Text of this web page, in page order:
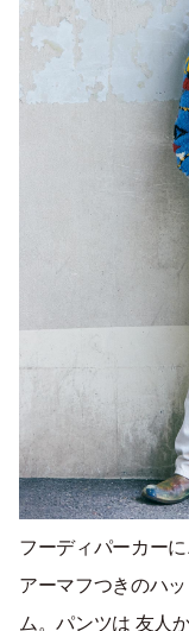
フーディパーカー
アーマフつきのハ
ム。パンツは 友人